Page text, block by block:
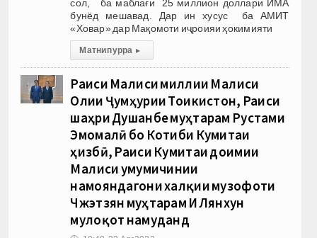
сол, ба маблағи 25 миллион доллари ИМА
бунёд мешавад. Дар ин хусус ба АМИТ
«Ховар» дар Мақомоти иҷроияи ҳокимияти
Матни пурра ▸
Раиси Маҷлиси миллии Маҷлиси
Олии Ҷумҳурии Тоҷикистон, Раиси
шаҳри Душанбе муҳтарам Рустами
Эмомалӣ бо Котиби Кумитаи
ҳизбӣ, Раиси Кумитаи доимии
Маҷлиси умумичинии
намояндагони халқии музофоти
Чжэтзян муҳтарам И Лянхун
мулоқот намуданд